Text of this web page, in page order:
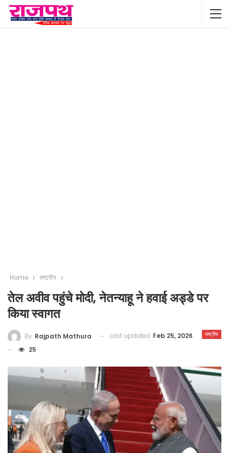
Home राष्ट्रीय
तेल अवीव पहुंचे मोदी, नेतन्याहू ने हवाई अड्डे पर
किया स्वागत
राष्ट्रीय
By Rajpath Mathura Last updated Feb 25, 2026
25